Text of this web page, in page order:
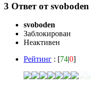
3 Ответ отsvoboden
svoboden
Заблокирован
Неактивен
Рейтинг : [74|0]